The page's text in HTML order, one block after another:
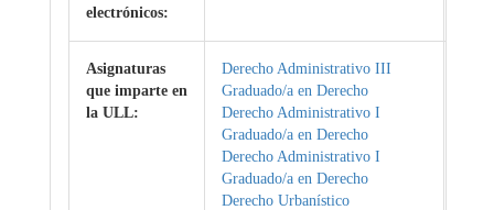
electrónicos:
Asignaturas
que imparte en
la ULL:
Derecho Administrativo III
Graduado/a en Derecho
Derecho Administrativo I
Graduado/a en Derecho
Derecho Administrativo I
Graduado/a en Derecho
Derecho Urbanístico